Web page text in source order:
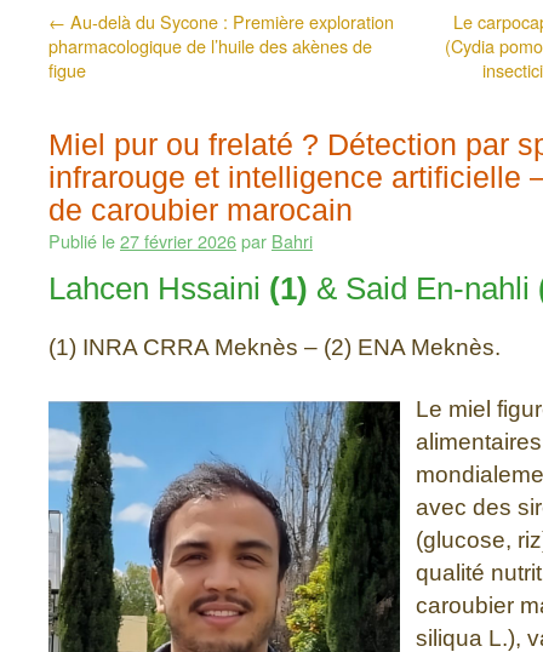
← Au-delà du Sycone : Première exploration
pharmacologique de l’huile des akènes de
figue
Le
(Cydia
Miel pur ou frelaté ? Détection par
infrarouge et intelligence artificielle
de caroubier marocain
Publié le27 février 2026par Bahri
Lahcen Hssaini (1) & Said En-nahli
(1) INRA CRRA Meknès – (2) ENA Meknès.
Le miel
avec des
(glucose,
qualité
caroubier
siliqua L.),